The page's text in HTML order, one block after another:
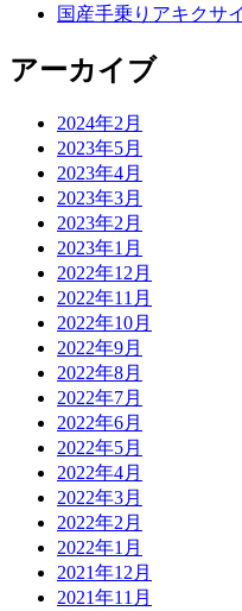
国産手乗りアキクサ
アーカイブ
2024年2月
2023年5月
2023年4月
2023年3月
2023年2月
2023年1月
2022年12月
2022年11月
2022年10月
2022年9月
2022年8月
2022年7月
2022年6月
2022年5月
2022年4月
2022年3月
2022年2月
2022年1月
2021年12月
2021年11月